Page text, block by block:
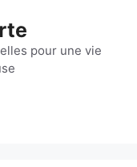
pour une vie